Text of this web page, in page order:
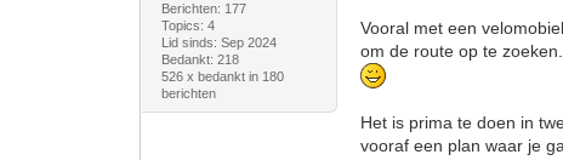
Berichten: 177
Topics: 4
Lid sinds: Sep 2024
Bedankt: 218
526 x bedankt in 180
berichten
Vooral met een
om de route op te
Het is prima te doen in
vooraf een plan waar je